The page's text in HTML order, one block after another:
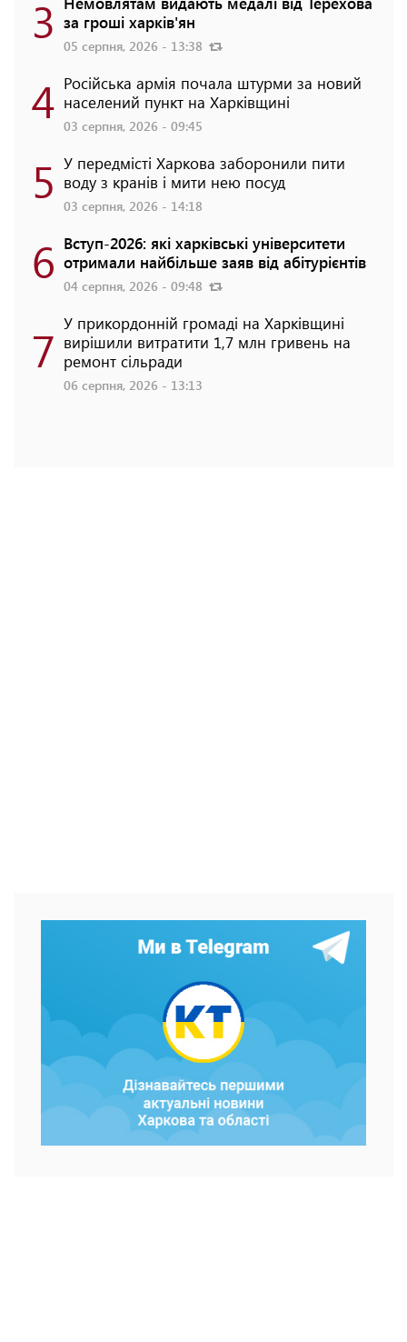
3 за гроші харків'ян
05 серпня, 2026 - 13:38
4 Російська армія почала штурми за новий
населений пункт на Харківщині
03 серпня, 2026 - 09:45
5 У передмісті Харкова заборонили пити
воду з кранів і мити нею посуд
03 серпня, 2026 - 14:18
6 Вступ-2026: які харківські університети
отримали найбільше заяв від абітурієнтів
04 серпня, 2026 - 09:48
7 У прикордонній громаді на Харківщині
вирішили витратити 1,7 млн гривень на
ремонт сільради
06 серпня, 2026 - 13:13